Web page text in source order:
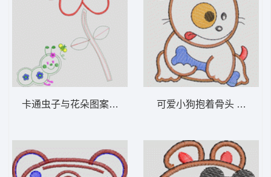
卡通虫子与花朵图案设计 卡通童装章标贴布 可爱小狗抱着